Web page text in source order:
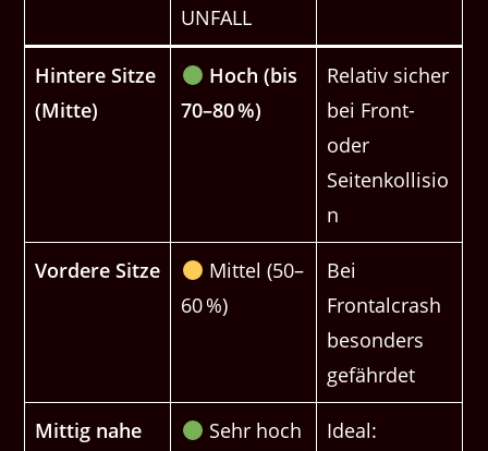
UNFALL
Hintere Sitze
(Mitte)
Hoch (bis
70–80 %)
Relativ sicher
bei Front-
oder
Seitenkollisio
n
Vordere Sitze
Mittel (50–
60 %)
Bei
Frontalcrash
besonders
gefährdet
Mittig nahe
Sehr hoch
Ideal: